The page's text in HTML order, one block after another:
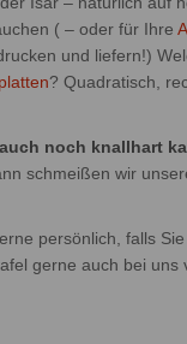
( – oder für Ihre
und liefern!)
? Quadratisch,
noch knallhart
schmeißen wir
persönlich, falls
gerne auch bei uns